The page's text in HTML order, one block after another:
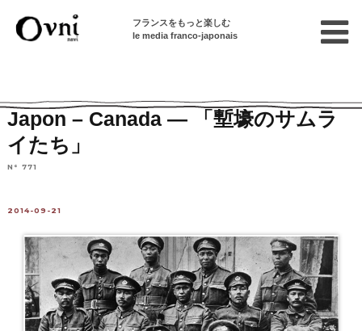
フランスをもっと楽しむ
le media franco-japonais
Japon – Canada — 「塹壕のサムラ
イたち」
N° 771
2014-09-21